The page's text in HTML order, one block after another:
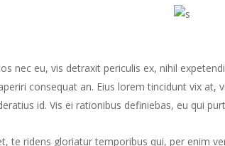
nec eu, vis detraxit periculis ex, nihil
consequat an. Eius lorem tincidunt vix at,
id. Vis ei rationibus definiebas, eu qui
te ridens gloriatur temporibus qui, per enim